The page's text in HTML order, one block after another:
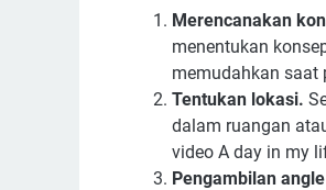
Merencanakan
menentukan
memudahkan saat
Tentukan lokasi.
dalam ruangan
video A day in my
Pengambilan